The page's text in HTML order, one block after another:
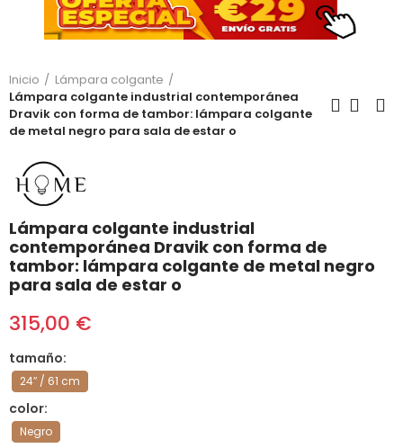
Inicio
Lámpara colgante
Lámpara colgante industrial contemporánea
Dravik con forma de tambor: lámpara colgante
de metal negro para sala de estar o
Lámpara colgante industrial
contemporánea Dravik con forma de
tambor: lámpara colgante de metal negro
para sala de estar o
315,00 €
tamaño
24″ / 61 cm
color
Negro